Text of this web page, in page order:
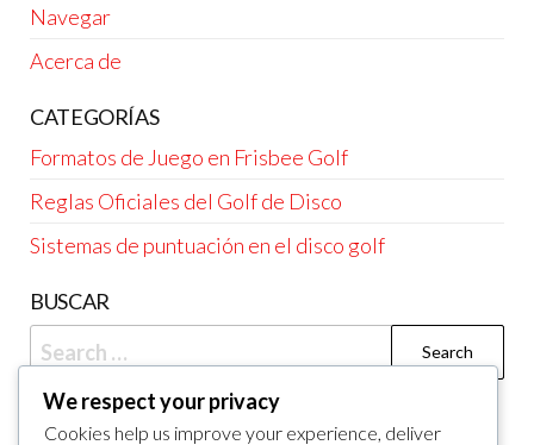
Navegar
Acerca de
CATEGORÍAS
Formatos de Juego en Frisbee Golf
Reglas Oficiales del Golf de Disco
Sistemas de puntuación en el disco golf
BUSCAR
Search
for:
PUBLICACIONES RECIENTES
We respect your privacy
Cookies help us improve your experience, deliver